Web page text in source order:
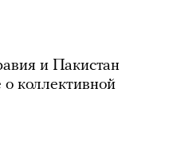
и Пакистан
коллективной